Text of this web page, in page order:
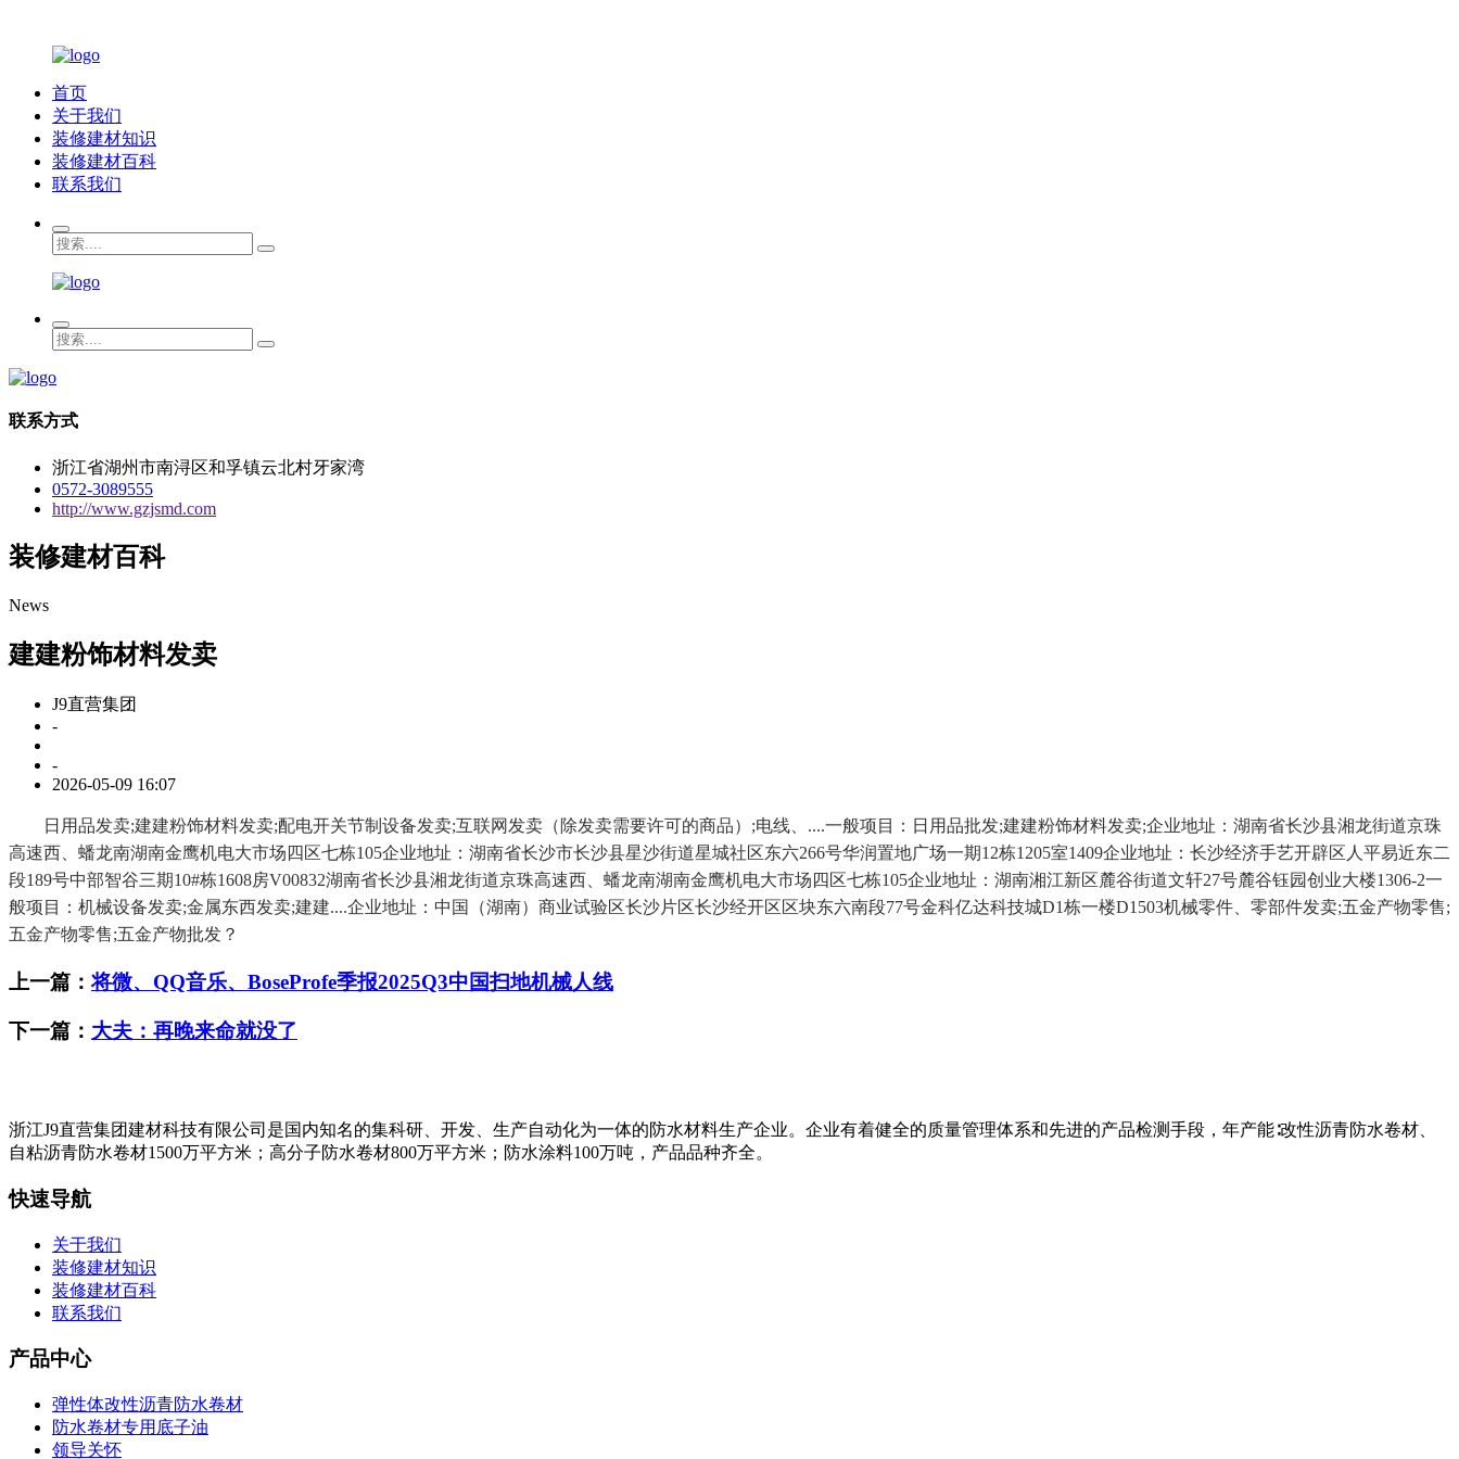
首页
关于我们
装修建材知识
装修建材百科
联系我们
联系方式
浙江省湖州市南浔区和孚镇云北村牙家湾
0572-3089555
http://www.gzjsmd.com
装修建材百科
News
建建粉饰材料发卖
J9直营集团
-
-
2026-05-09 16:07
日用品发卖;建建粉饰材料发卖;配电开关节制设备发卖;互联网发卖（除发卖需要许可的商品）;电线、....一般项目：日用品批发;建建粉饰材料发卖;企业地址：湖南省长沙县湘龙街道京珠
高速西、蟠龙南湖南金鹰机电大市场四区七栋105企业地址：湖南省长沙市长沙县星沙街道星城社区东六266号华润置地广场一期12栋1205室1409企业地址：长沙经济手艺开辟区人平易近东二
段189号中部智谷三期10#栋1608房V00832湖南省长沙县湘龙街道京珠高速西、蟠龙南湖南金鹰机电大市场四区七栋105企业地址：湖南湘江新区麓谷街道文轩27号麓谷钰园创业大楼1306-2一
般项目：机械设备发卖;金属东西发卖;建建....企业地址：中国（湖南）商业试验区长沙片区长沙经开区区块东六南段77号金科亿达科技城D1栋一楼D1503机械零件、零部件发卖;五金产物零售;
五金产物零售;五金产物批发？
上一篇：将微、QQ音乐、BoseProfe季报2025Q3中国扫地机械人线
下一篇： 大夫：再晚来命就没了
浙江J9直营集团建材科技有限公司是国内知名的集科研、开发、生产自动化为一体的防水材料生产企业。企业有着健全的质量管理体系和先进的产品检测手段，年产能∶改性沥青防水卷材、
自粘沥青防水卷材1500万平方米；高分子防水卷材800万平方米；防水涂料100万吨，产品品种齐全。
快速导航
关于我们
装修建材知识
装修建材百科
联系我们
产品中心
弹性体改性沥青防水卷材
防水卷材专用底子油
领导关怀